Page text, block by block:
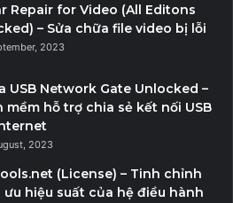
Repair for Video (All Editons
– Sửa chữa file video bị lỗi
2023
USB Network Gate Unlocked –
mềm hỗ trợ chia sẻ kết nối USB
2023
(License) – Tinh chỉnh
ưu hiệu suất của hệ điều hành